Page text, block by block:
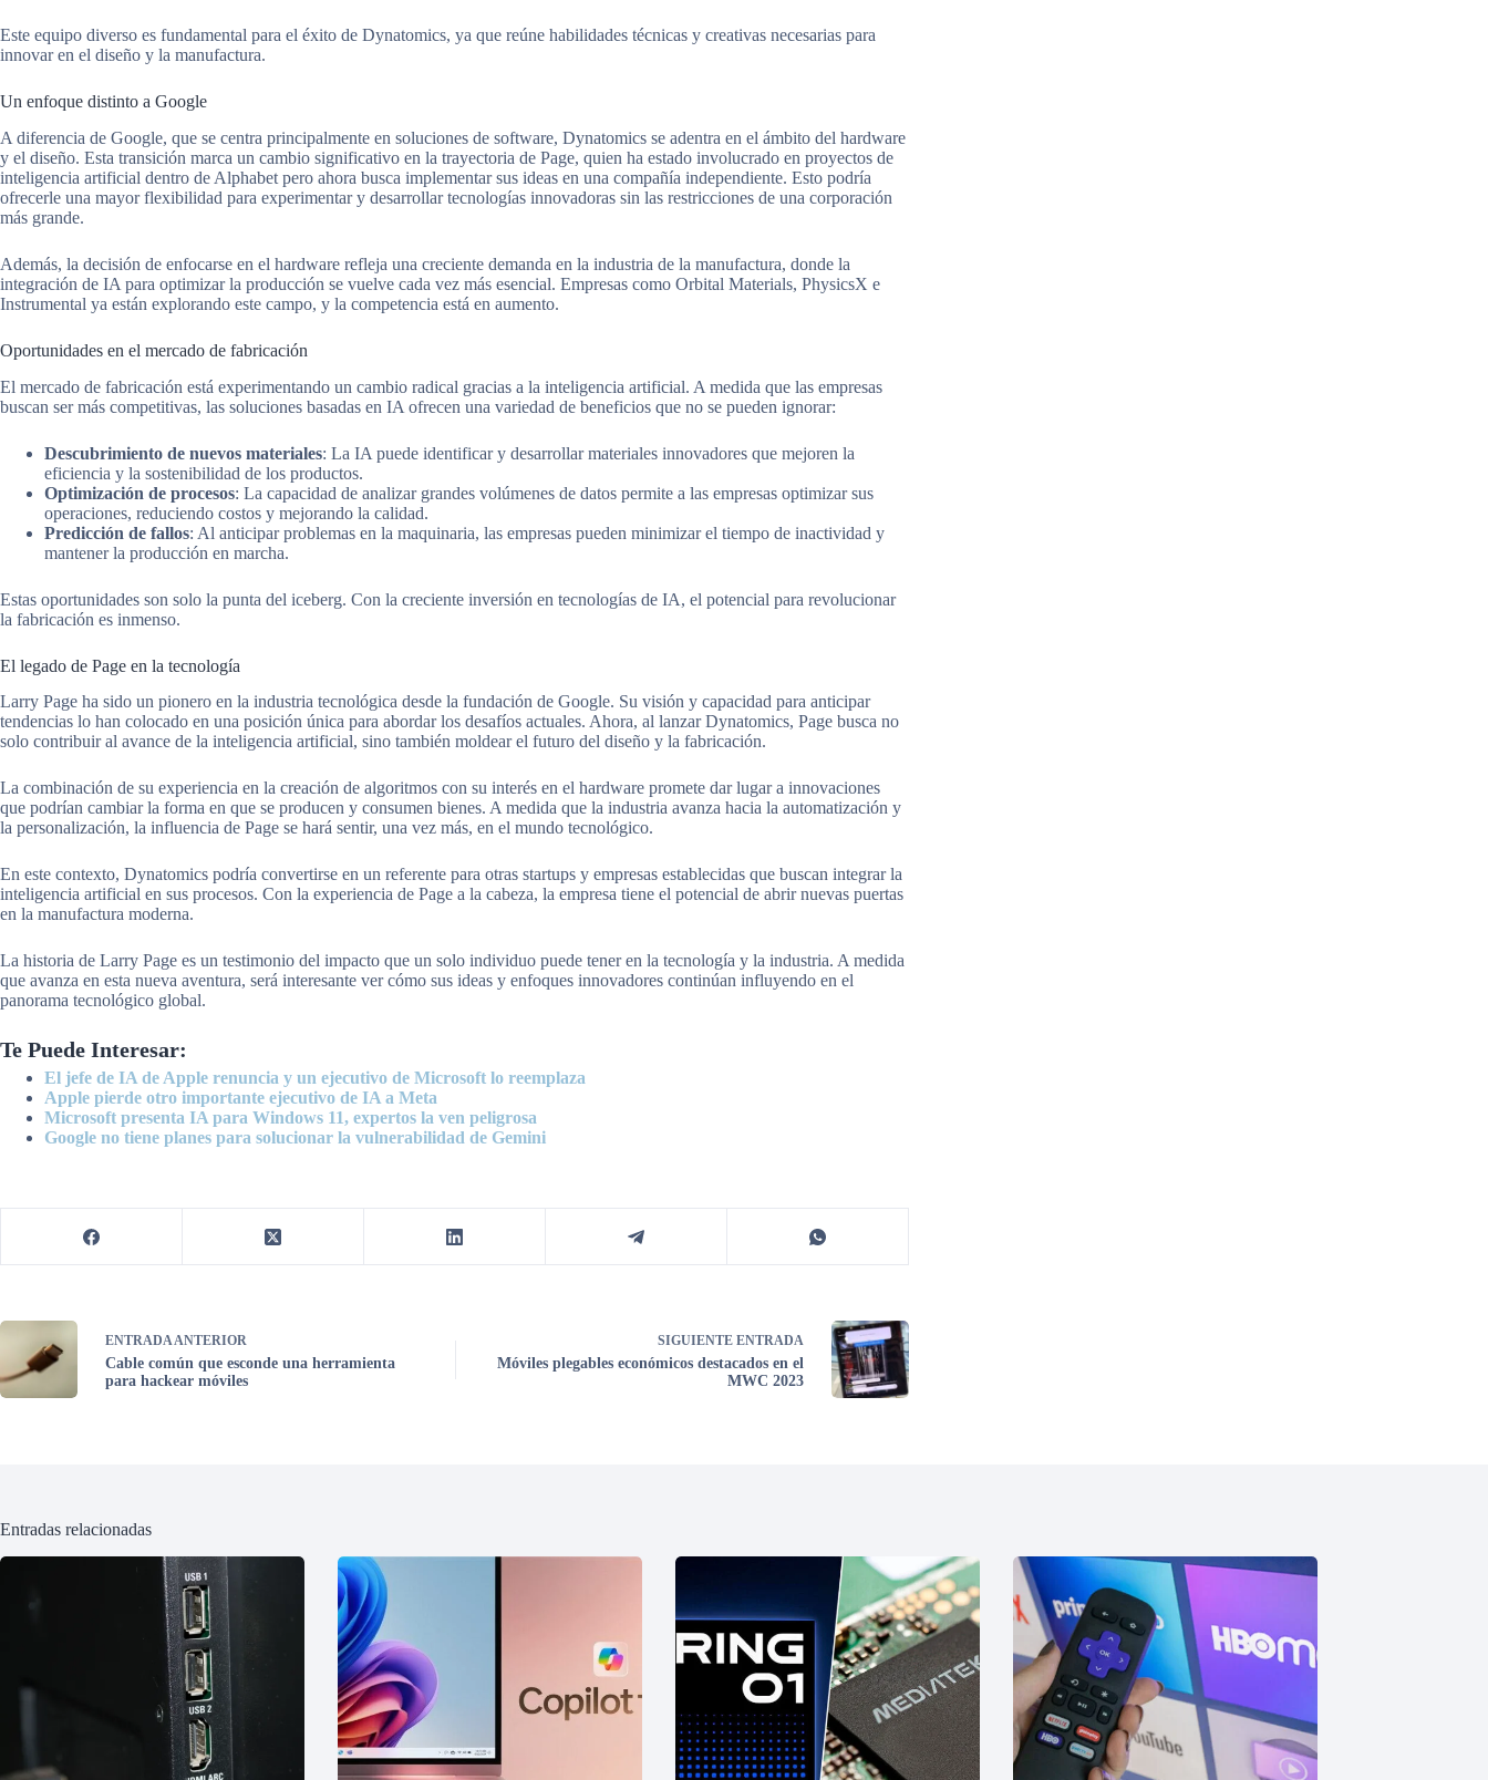
Este equipo diverso es fundamental para el éxito de Dynatomics, ya que reúne habilidades técnicas y creativas necesarias para
innovar en el diseño y la manufactura.
Un enfoque distinto a Google
A diferencia de Google, que se centra principalmente en soluciones de software, Dynatomics se adentra en el ámbito del hardware
y el diseño. Esta transición marca un cambio significativo en la trayectoria de Page, quien ha estado involucrado en proyectos de
inteligencia artificial dentro de Alphabet pero ahora busca implementar sus ideas en una compañía independiente. Esto podría
ofrecerle una mayor flexibilidad para experimentar y desarrollar tecnologías innovadoras sin las restricciones de una corporación
más grande.
Además, la decisión de enfocarse en el hardware refleja una creciente demanda en la industria de la manufactura, donde la
integración de IA para optimizar la producción se vuelve cada vez más esencial. Empresas como Orbital Materials, PhysicsX e
Instrumental ya están explorando este campo, y la competencia está en aumento.
Oportunidades en el mercado de fabricación
El mercado de fabricación está experimentando un cambio radical gracias a la inteligencia artificial. A medida que las empresas
buscan ser más competitivas, las soluciones basadas en IA ofrecen una variedad de beneficios que no se pueden ignorar:
Descubrimiento de nuevos materiales: La IA puede identificar y desarrollar materiales innovadores que mejoren la
eficiencia y la sostenibilidad de los productos.
Optimización de procesos: La capacidad de analizar grandes volúmenes de datos permite a las empresas optimizar sus
operaciones, reduciendo costos y mejorando la calidad.
Predicción de fallos: Al anticipar problemas en la maquinaria, las empresas pueden minimizar el tiempo de inactividad y
mantener la producción en marcha.
Estas oportunidades son solo la punta del iceberg. Con la creciente inversión en tecnologías de IA, el potencial para revolucionar
la fabricación es inmenso.
El legado de Page en la tecnología
Larry Page ha sido un pionero en la industria tecnológica desde la fundación de Google. Su visión y capacidad para anticipar
tendencias lo han colocado en una posición única para abordar los desafíos actuales. Ahora, al lanzar Dynatomics, Page busca no
solo contribuir al avance de la inteligencia artificial, sino también moldear el futuro del diseño y la fabricación.
La combinación de su experiencia en la creación de algoritmos con su interés en el hardware promete dar lugar a innovaciones
que podrían cambiar la forma en que se producen y consumen bienes. A medida que la industria avanza hacia la automatización y
la personalización, la influencia de Page se hará sentir, una vez más, en el mundo tecnológico.
En este contexto, Dynatomics podría convertirse en un referente para otras startups y empresas establecidas que buscan integrar la
inteligencia artificial en sus procesos. Con la experiencia de Page a la cabeza, la empresa tiene el potencial de abrir nuevas puertas
en la manufactura moderna.
La historia de Larry Page es un testimonio del impacto que un solo individuo puede tener en la tecnología y la industria. A medida
que avanza en esta nueva aventura, será interesante ver cómo sus ideas y enfoques innovadores continúan influyendo en el
panorama tecnológico global.
Te Puede Interesar:
El jefe de IA de Apple renuncia y un ejecutivo de Microsoft lo reemplaza
Apple pierde otro importante ejecutivo de IA a Meta
Microsoft presenta IA para Windows 11, expertos la ven peligrosa
Google no tiene planes para solucionar la vulnerabilidad de Gemini
ENTRADAANTERIOR
Cable común que esconde una herramienta
para hackear móviles
SIGUIENTEENTRADA
Móviles plegables económicos destacados en el
MWC 2023
Entradas relacionadas